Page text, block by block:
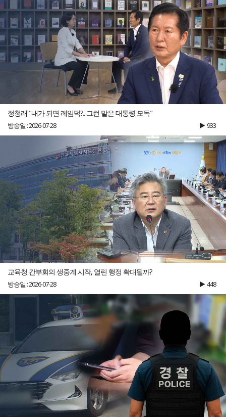
정청래 "내가 되면 레임덕?.. 그런 말은 대통령 모독"
방송일 : 2026-07-28 933
교육청 간부회의 생중계 시작, 열린 행정 확대될까?
방송일 : 2026-07-28 448